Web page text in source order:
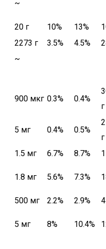
~
20 г 10% 13%
2273 г 3.5% 4.5%
~
900 мкг 0.3% 0.4%
г
5 мг 0.4% 0.5%
г
1.5 мг 6.7% 8.7%
1.8 мг 5.6% 7.3%
500 мг 2.2% 2.9%
5 мг 8% 10.4%